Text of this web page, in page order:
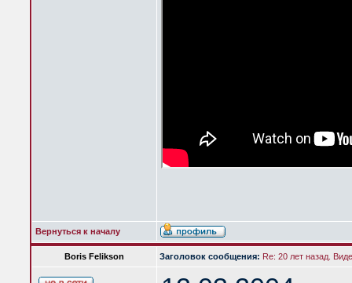
Вернуться к началу
Boris Felikson Заголовок сообщения: Re: 20 лет назад.